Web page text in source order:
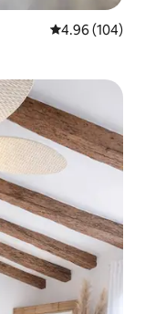
レビュー104
4.96 (104)